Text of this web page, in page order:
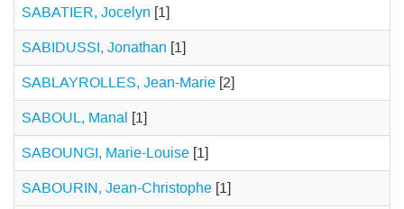
SABATIER, Jocelyn [1]
SABIDUSSI, Jonathan [1]
SABLAYROLLES, Jean-Marie [2]
SABOUL, Manal [1]
SABOUNGI, Marie-Louise [1]
SABOURIN, Jean-Christophe [1]